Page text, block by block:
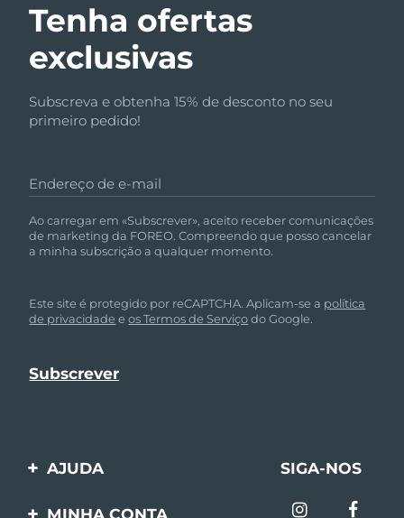
Tenha ofertas
exclusivas
Subscreva e obtenha 15% de desconto no seu
primeiro pedido!
Endereço de e-mail
Ao carregar em «Subscrever», aceito receber comunicações
de marketing da FOREO. Compreendo que posso cancelar
a minha subscrição a qualquer momento.
Este site é protegido por reCAPTCHA. Aplicam-se a política
de privacidade eos Termos de Serviçodo Google.
AJUDA
Entre em contato
SIGA-NOS
MINHA CONTA